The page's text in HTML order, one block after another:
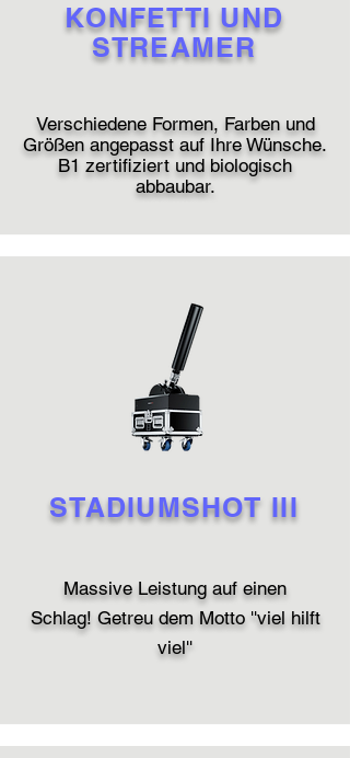
KONFETTI UND
STREAMER
Verschiedene Formen, Farben und
Größen angepasst auf Ihre Wünsche.
B1 zertifiziert und biologisch
abbaubar.
STADIUMSHOT III
Massive Leistung auf einen
Schlag! Getreu dem Motto ''viel hilft
viel''